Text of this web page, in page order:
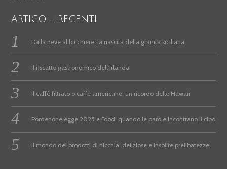
ARTICOLI RECENTI
Dalla neve al bicchiere: la nascita della granita siciliana
Il riscatto gastronomico dell’Irlanda
Il caffè filtrato o caffè americano, un ricordo delle Hawaii
Pordenonelegge 2025 e Food: quando le parole incontrano il cibo
Il mondo dei prodotti di nicchia: deliziose e insolite prelibatezze